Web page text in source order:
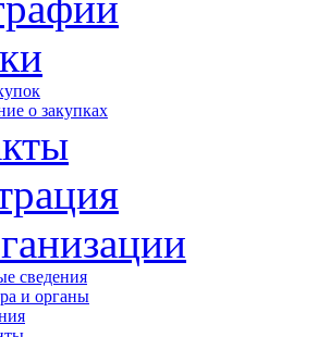
о закупках
сведения
и органы